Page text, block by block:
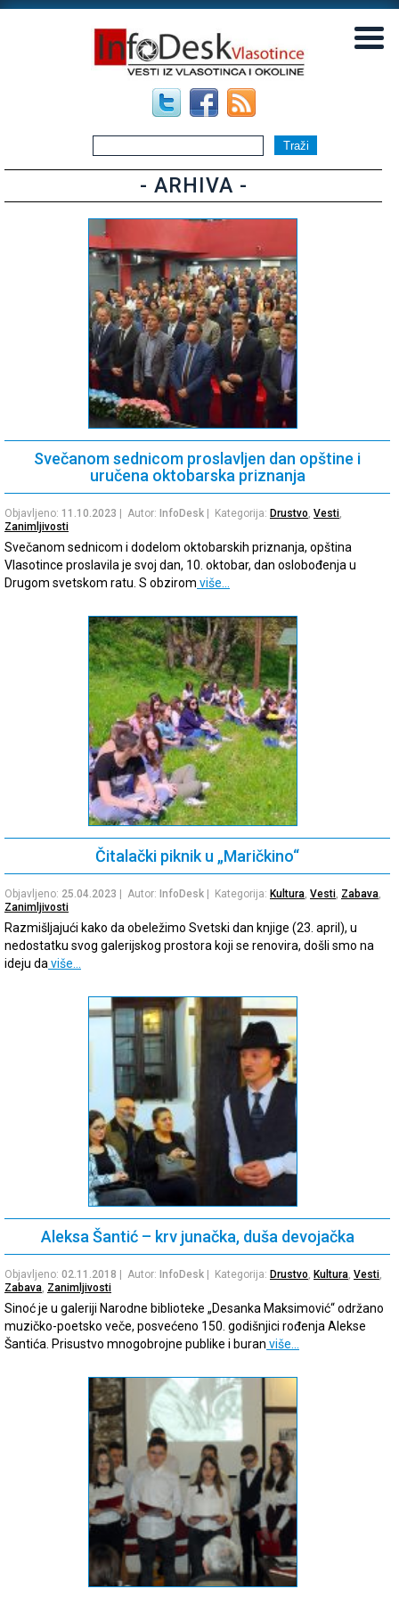
- ARHIVA -
Svečanom sednicom proslavljen dan opštine i
uručena oktobarska priznanja
Objavljeno: 11.10.2023 | Autor: InfoDesk | Kategorija: Drustvo, Vesti,
Zanimljivosti
Svečanom sednicom i dodelom oktobarskih priznanja, opština
Vlasotince proslavila je svoj dan, 10. oktobar, dan oslobođenja u
Drugom svetskom ratu. S obzirom više…
Čitalački piknik u „Maričkino“
Objavljeno: 25.04.2023 | Autor: InfoDesk | Kategorija: Kultura, Vesti, Zabava,
Zanimljivosti
Razmišljajući kako da obeležimo Svetski dan knjige (23. april), u
nedostatku svog galerijskog prostora koji se renovira, došli smo na
ideju da više…
Aleksa Šantić – krv junačka, duša devojačka
Objavljeno: 02.11.2018 | Autor: InfoDesk | Kategorija: Drustvo, Kultura, Vesti,
Zabava, Zanimljivosti
Sinoć je u galeriji Narodne biblioteke „Desanka Maksimović“ održano
muzičko-poetsko veče, posvećeno 150. godišnjici rođenja Alekse
Šantića. Prisustvo mnogobrojne publike i buran više…